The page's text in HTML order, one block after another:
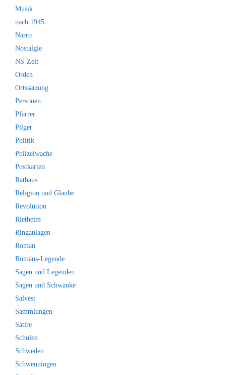
Musik
nach 1945
Narro
Nostalgie
NS-Zeit
Orden
Ortssatzung
Personen
Pfarrer
Pilger
Politik
Polizeiwache
Postkarten
Rathaus
Religion und Glaube
Revolution
Rietheim
Ringanlagen
Roman
Romäus-Legende
Sagen und Legenden
Sagen und Schwänke
Salvest
Sammlungen
Satire
Schulen
Schweden
Schwenningen